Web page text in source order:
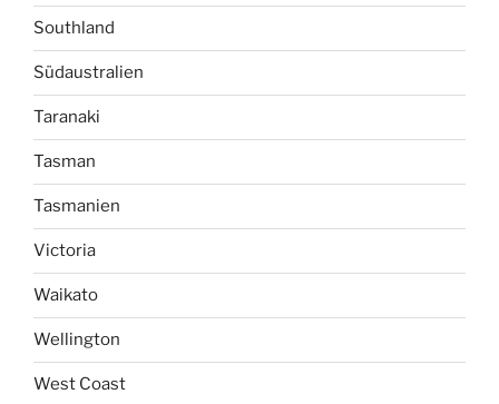
Southland
Südaustralien
Taranaki
Tasman
Tasmanien
Victoria
Waikato
Wellington
West Coast